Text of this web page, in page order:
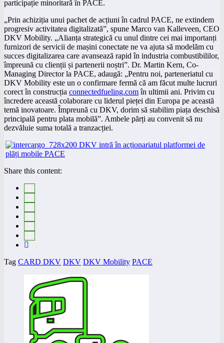
participație minoritară în PACE.
„Prin achiziția unui pachet de acțiuni în cadrul PACE, ne extindem
progresiv activitatea digitalizată”, spune Marco van Kalleveen, CEO
DKV Mobility. „Alianța strategică cu unul dintre cei mai importanți
furnizori de servicii de mașini conectate ne va ajuta să modelăm cu
succes digitalizarea care avansează rapid în industria combustibililor,
împreună cu clienții și partenerii noștri”. Dr. Martin Kern, Co-
Managing Director la PACE, adaugă: „Pentru noi, parteneriatul cu
DKV Mobility este un o confirmare fermă că am făcut multe lucruri
corect în construcția connectedfueling.comîn ultimii ani. Privim cu
încredere această colaborare cu liderul pieței din Europa pe această
temă inovatoare. Împreună cu DKV, dorim să stabilim piața deschisă
principală pentru plata mobilă”. Ambele părți au convenit să nu
dezvăluie suma totală a tranzacției.
Share this content:
Tag CARD DKV DKV DKV Mobility PACE